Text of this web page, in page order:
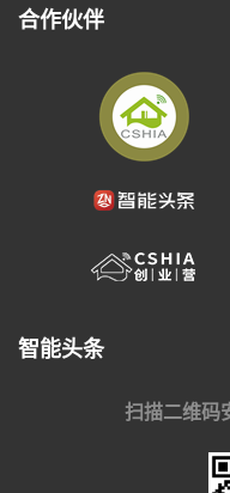
合作伙伴
智能头条
扫描二维码